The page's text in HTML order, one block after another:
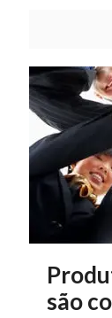
são